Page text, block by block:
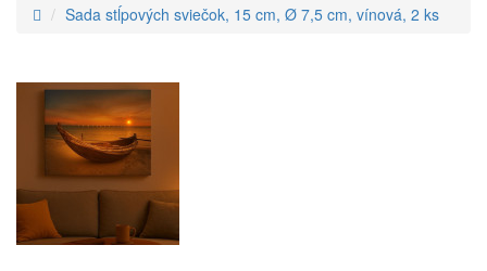
Sada stĺpových sviečok, 15 cm, Ø 7,5 cm, vínová, 2 ks